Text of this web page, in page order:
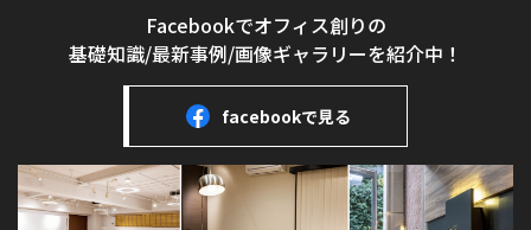
Facebookでオフィス創りの
基礎知識/最新事例/画像ギャラリーを紹介中！
facebookで見る